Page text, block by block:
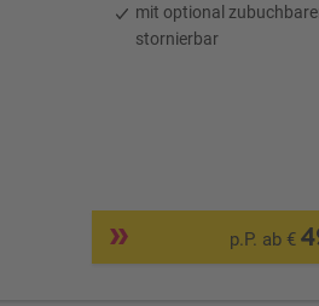
mit optional
stornierbar
p.P. ab €